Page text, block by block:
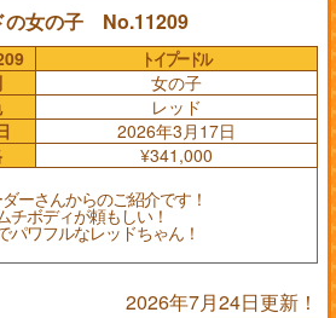
の女の子 No.11209
トイプードル
女の子
レッド
2026年3月17日
¥341,000
ーさんからのご紹介です！
チボディが頼もしい！
パワフルなレッドちゃん！
2026年7月24日更新！